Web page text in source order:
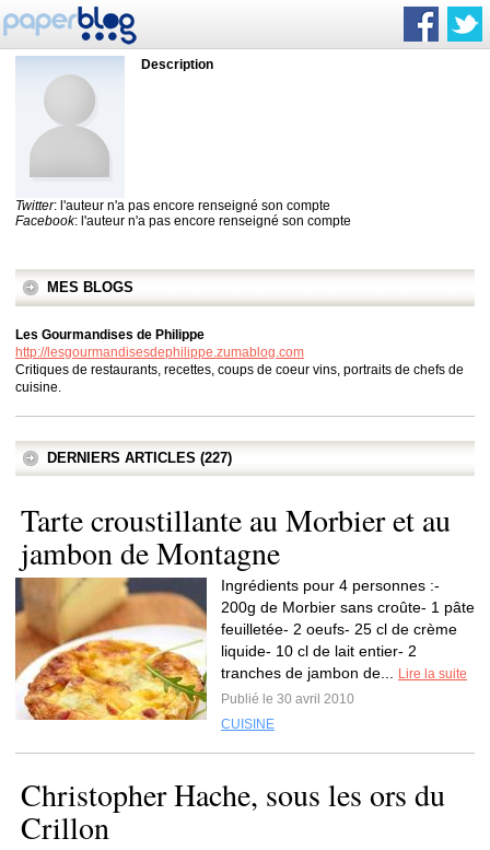
Description
Twitter: l'auteur n'a pas encore renseigné son compte
Facebook: l'auteur n'a pas encore renseigné son compte
MES BLOGS
Les Gourmandises de Philippe
http://lesgourmandisesdephilippe.zumablog.com
Critiques de restaurants, recettes, coups de coeur vins, portraits de chefs de
cuisine.
DERNIERS ARTICLES (227)
Tarte croustillante au Morbier et au
jambon de Montagne
Ingrédients pour 4 personnes :-
200g de Morbier sans croûte- 1 pâte
feuilletée- 2 oeufs- 25 cl de crème
liquide- 10 cl de lait entier- 2
tranches de jambon de...
Lire la suite
Publié le 30 avril 2010
CUISINE
Christopher Hache, sous les ors du
Crillon